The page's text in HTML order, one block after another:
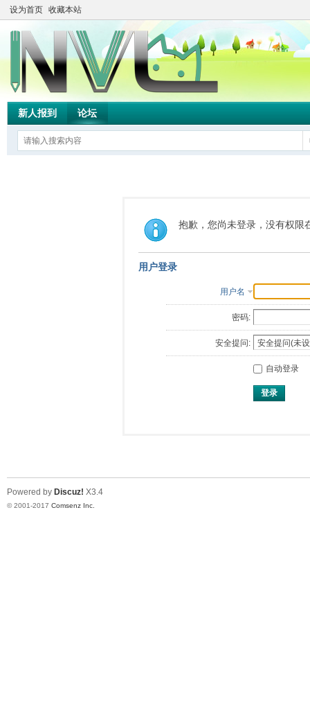
设为首页 收藏本站
新人报到 论坛
抱歉，您尚未登录，没有权限
用户登录
用户名
密码:
安全提问:
自动登录
登录
Powered by Discuz! X3.4
© 2001-2017 Comsenz Inc.